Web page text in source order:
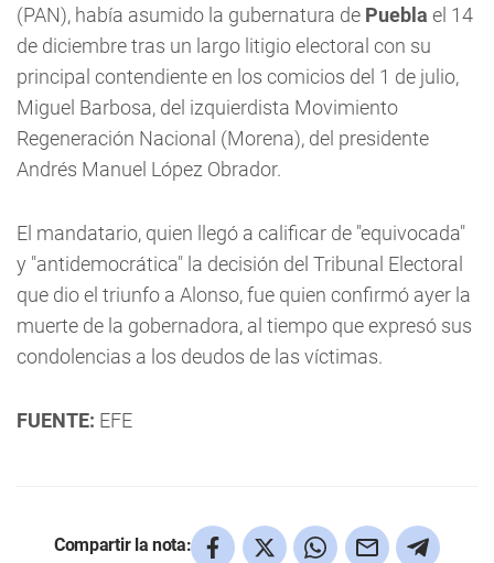
(PAN), había asumido la gubernatura de Puebla el 14
de diciembre tras un largo litigio electoral con su
principal contendiente en los comicios del 1 de julio,
Miguel Barbosa, del izquierdista Movimiento
Regeneración Nacional (Morena), del presidente
Andrés Manuel López Obrador.
El mandatario, quien llegó a calificar de "equivocada"
y "antidemocrática" la decisión del Tribunal Electoral
que dio el triunfo a Alonso, fue quien confirmó ayer la
muerte de la gobernadora, al tiempo que expresó sus
condolencias a los deudos de las víctimas.
FUENTE: EFE
Compartir la nota: